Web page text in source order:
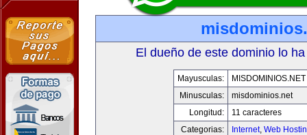
El dueño de este dominio lo
Mayusculas:
MISDOMINIOS.NET
Minusculas:
misdominios.net
Longitud:
11 caracteres
Categorias:
Internet, Web